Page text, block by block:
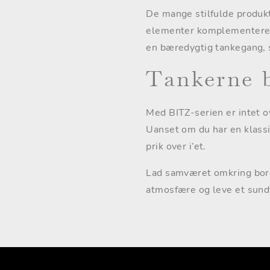
De mange stilfulde
elementer
en bæredygtig tankegang,
Tankerne
Med BITZ-serien er intet
Uanset om du har en
prik over i’et.
Lad samværet omkring
atmosfære og leve et